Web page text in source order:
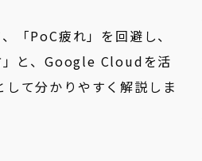
「PoC疲れ」を回避し、
」と、Google Cloudを活
て分かりやすく解説しま